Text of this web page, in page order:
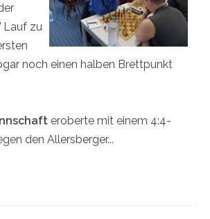
Lauf zu
noch einen halben Brettpunkt
eroberte mit einem 4:4-
den Allersberger...